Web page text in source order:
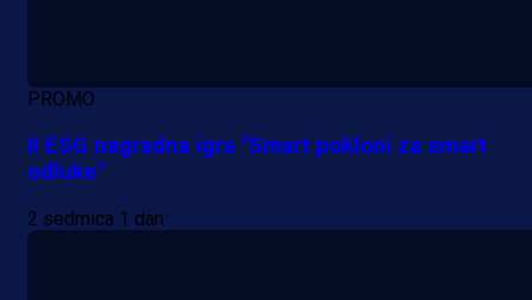
PROMO
II ESG nagradna igra "Smart pokloni za smart
odluke"
2 sedmica 1 dan